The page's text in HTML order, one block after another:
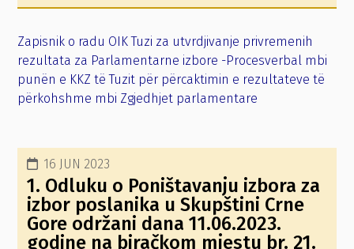
Zapisnik o radu OIK Tuzi za utvrdjivanje privremenih
rezultata za Parlamentarne izbore -Procesverbal mbi
punën e KKZ të Tuzit për përcaktimin e rezultateve të
përkohshme mbi Zgjedhjet parlamentare
16 JUN 2023
1. Odluku o Poništavanju izbora za
izbor poslanika u Skupštini Crne
Gore održani dana 11.06.2023.
godine na biračkom mjestu br. 21.